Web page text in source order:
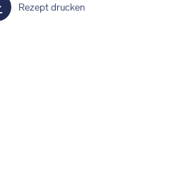
Rezept drucken